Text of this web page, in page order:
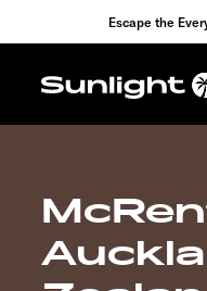
Escape the
Modelle